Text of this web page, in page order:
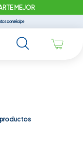
MEJOR
con récipe
productos